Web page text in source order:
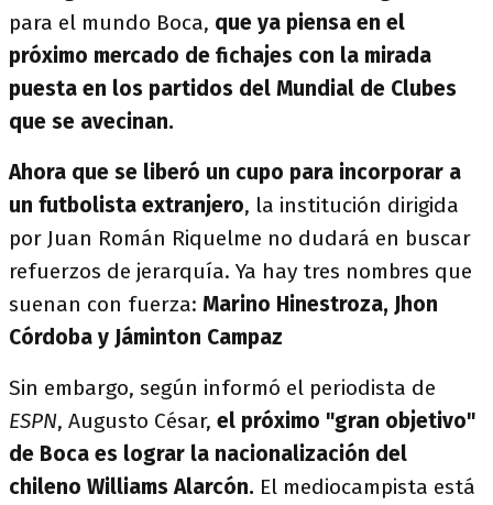
para el mundo Boca, que ya piensa en el
próximo mercado de fichajes con la mirada
puesta en los partidos del Mundial de Clubes
que se avecinan.
Ahora que se liberó un cupo para incorporar a
un futbolista extranjero, la institución dirigida
por Juan Román Riquelme no dudará en buscar
refuerzos de jerarquía. Ya hay tres nombres que
suenan con fuerza: Marino Hinestroza, Jhon
Córdoba y Jáminton Campaz
Sin embargo, según informó el periodista de
ESPN, Augusto César, el próximo "gran objetivo"
de Boca es lograr la nacionalización del
chileno Williams Alarcón. El mediocampista está